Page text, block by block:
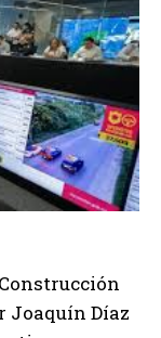
Joaquín Díaz